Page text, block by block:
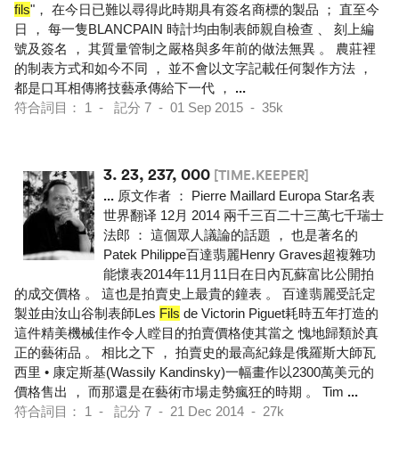
fils"， 在今日已難以尋得此時期具有簽名商標的製品 ； 直至今
日 ， 每一隻BLANCPAIN 時計均由制表師親自檢查 、 刻上編
號及簽名 ， 其質量管制之嚴格與多年前的做法無異 。 農莊裡
的制表方式和如今不同 ， 並不會以文字記載任何製作方法 ，
都是口耳相傳將技藝承傳給下一代 ， ...
符合詞目： 1 - 記分 7 - 01 Sep 2015 - 35k
3. 23, 237, 000 [TIME.KEEPER]
... 原文作者 ： Pierre Maillard Europa Star名表
世界翻译 12月 2014 兩千三百二十三萬七千瑞士
法郎 ： 這個眾人議論的話題 ， 也是著名的
Patek Philippe百達翡麗Henry Graves超複雜功
能懷表2014年11月11日在日內瓦蘇富比公開拍
的成交價格 。 這也是拍賣史上最貴的鐘表 。 百達翡麗受託定
製並由汝山谷制表師Les Fils de Victorin Piguet耗時五年打造的
這件精美機械佳作令人瞠目的拍賣價格使其當之 愧地歸類於真
正的藝術品 。 相比之下 ， 拍賣史的最高紀錄是俄羅斯大師瓦
西里 • 康定斯基(Wassily Kandinsky)一幅畫作以2300萬美元的
價格售出 ， 而那還是在藝術市場走勢瘋狂的時期 。 Tim ...
符合詞目： 1 - 記分 7 - 21 Dec 2014 - 27k